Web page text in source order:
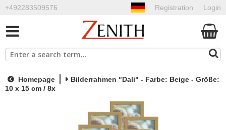
+492283509576 Login
Registration
Homepage
Bilderrahmen "Dali" - Farbe: Beige - Größe:
10 x 15 cm / 8x